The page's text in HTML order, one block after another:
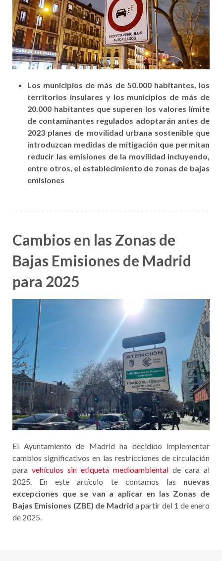
Los municipios de más de 50.000 habitantes, los
territorios insulares y los municipios de más de
20.000 habitantes que superen los valores límite
de contaminantes regulados adoptarán antes de
2023 planes de movilidad urbana sostenible que
introduzcan medidas de mitigación que permitan
reducir las emisiones de la movilidad incluyendo,
entre otros, el establecimiento de zonas de bajas
emisiones
Cambios en las Zonas de
Bajas Emisiones de Madrid
para 2025
El Ayuntamiento de Madrid ha decidido implementar
cambios significativos en las restricciones de circulación
para vehículos sin etiqueta medioambiental de cara al
2025. En este artículo te contamos las nuevas
excepciones que se van a aplicar en las Zonas de
Bajas Emisiones (ZBE) de Madrid a partir del 1 de enero
de 2025.